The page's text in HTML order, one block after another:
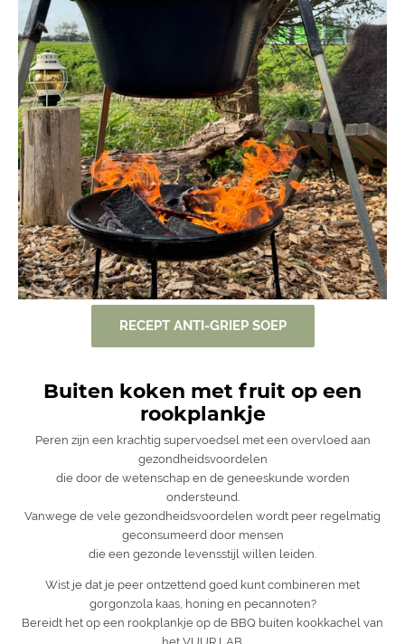
RECEPT ANTI-GRIEP SOEP
Buiten koken met fruit op een
rookplankje
Peren zijn een krachtig supervoedsel met een overvloed aan
gezondheidsvoordelen
die door de wetenschap en de geneeskunde worden
ondersteund.
Vanwege de vele gezondheidsvoordelen wordt peer regelmatig
geconsumeerd door mensen
die een gezonde levensstijl willen leiden.
Wist je dat je peer ontzettend goed kunt combineren met
gorgonzola kaas, honing en pecannoten?
Bereidt het op een rookplankje op de BBQ buiten kookkachel van